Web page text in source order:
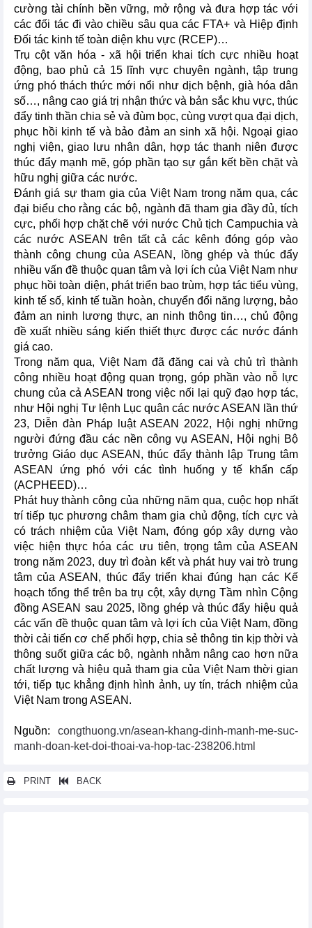
cường tài chính bền vững, mở rộng và đưa hợp tác với
các đối tác đi vào chiều sâu qua các FTA+ và Hiệp định
Đối tác kinh tế toàn diện khu vực (RCEP)…
Trụ cột văn hóa - xã hội triển khai tích cực nhiều hoạt
động, bao phủ cả 15 lĩnh vực chuyên ngành, tập trung
ứng phó thách thức mới nổi như dịch bệnh, già hóa dân
số…, nâng cao giá trị nhận thức và bản sắc khu vực, thúc
đẩy tinh thần chia sẻ và đùm bọc, cùng vượt qua đại dịch,
phục hồi kinh tế và bảo đảm an sinh xã hội. Ngoại giao
nghị viện, giao lưu nhân dân, hợp tác thanh niên được
thúc đẩy mạnh mẽ, góp phần tạo sự gắn kết bền chặt và
hữu nghị giữa các nước.
Đánh giá sự tham gia của Việt Nam trong năm qua, các
đại biểu cho rằng các bộ, ngành đã tham gia đầy đủ, tích
cực, phối hợp chặt chẽ với nước Chủ tịch Campuchia và
các nước ASEAN trên tất cả các kênh đóng góp vào
thành công chung của ASEAN, lồng ghép và thúc đẩy
nhiều vấn đề thuộc quan tâm và lợi ích của Việt Nam như
phục hồi toàn diện, phát triển bao trùm, hợp tác tiểu vùng,
kinh tế số, kinh tế tuần hoàn, chuyển đổi năng lượng, bảo
đảm an ninh lương thực, an ninh thông tin…, chủ động
đề xuất nhiều sáng kiến thiết thực được các nước đánh
giá cao.
Trong năm qua, Việt Nam đã đăng cai và chủ trì thành
công nhiều hoạt động quan trọng, góp phần vào nỗ lực
chung của cả ASEAN trong việc nối lại quỹ đạo hợp tác,
như Hội nghị Tư lệnh Lục quân các nước ASEAN lần thứ
23, Diễn đàn Pháp luật ASEAN 2022, Hội nghị những
người đứng đầu các nền công vụ ASEAN, Hội nghị Bộ
trưởng Giáo dục ASEAN, thúc đẩy thành lập Trung tâm
ASEAN ứng phó với các tình huống y tế khẩn cấp
(ACPHEED)…
Phát huy thành công của những năm qua, cuộc họp nhất
trí tiếp tục phương châm tham gia chủ động, tích cực và
có trách nhiệm của Việt Nam, đóng góp xây dựng vào
việc hiện thực hóa các ưu tiên, trọng tâm của ASEAN
trong năm 2023, duy trì đoàn kết và phát huy vai trò trung
tâm của ASEAN, thúc đẩy triển khai đúng hạn các Kế
hoạch tổng thể trên ba trụ cột, xây dựng Tầm nhìn Cộng
đồng ASEAN sau 2025, lồng ghép và thúc đẩy hiệu quả
các vấn đề thuộc quan tâm và lợi ích của Việt Nam, đồng
thời cải tiến cơ chế phối hợp, chia sẻ thông tin kịp thời và
thông suốt giữa các bộ, ngành nhằm nâng cao hơn nữa
chất lượng và hiệu quả tham gia của Việt Nam thời gian
tới, tiếp tục khẳng định hình ảnh, uy tín, trách nhiệm của
Việt Nam trong ASEAN.
Nguồn: congthuong.vn/asean-khang-dinh-manh-me-suc-
manh-doan-ket-doi-thoai-va-hop-tac-238206.html
PRINT BACK